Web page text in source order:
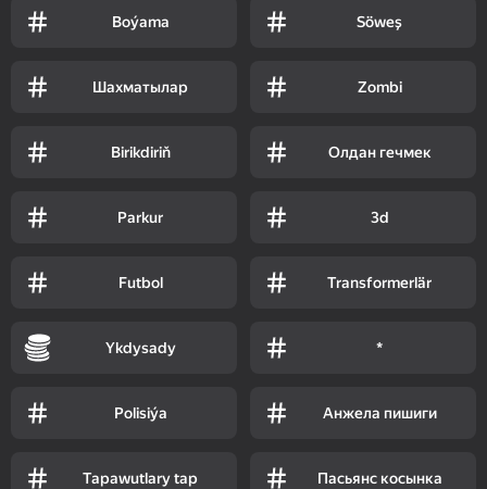
Boýama Söweş
Шахматылар Zombi
Birikdiriň Олдан гечмек
Parkur 3d
Futbol Transformerlär
Ykdysady *
Polisiýa Анжела пишиги
Tapawutlary tap Пасьянс косынка